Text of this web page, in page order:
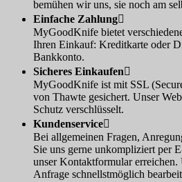
bemühen wir uns, sie noch am
Einfache Zahlung
MyGoodKnife bietet
Ihren Einkauf: Kreditkarte oder
Bankkonto.
Sicheres Einkaufen
MyGoodKnife ist mit SSL
von Thawte gesichert. Unser
Schutz verschlüsselt.
Kundenservice
Bei allgemeinen Fragen,
Sie uns gerne unkompliziert per
unser Kontaktformular
Anfrage schnellstmöglich